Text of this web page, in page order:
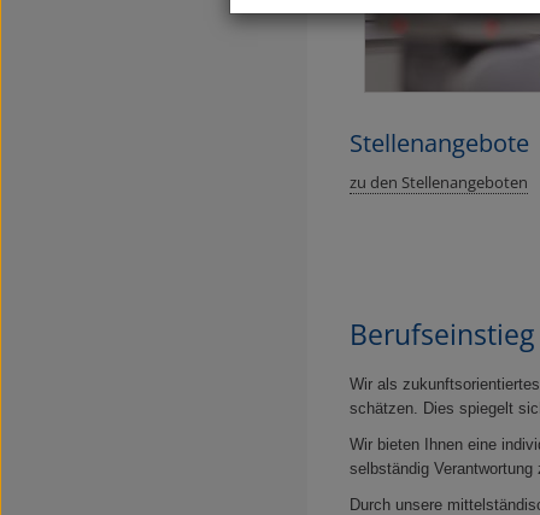
Stellenangebote
zu den Stellenangeboten
Wir als
schätzen. Dies spiegelt
Wir bieten Ihnen eine
selbständig
Durch unsere